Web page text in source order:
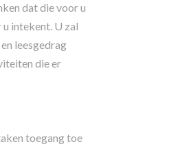
dat die voor u
intekent. U zal
leesgedrag
die er
toegang toe